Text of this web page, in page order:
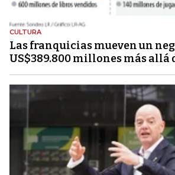
CULTURA
Las franquicias mueven un
US$389.800 millones más allá